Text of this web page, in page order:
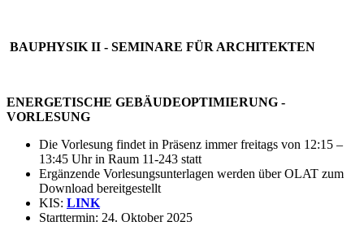
BAUPHYSIK II - SEMINARE FÜR ARCHITEKTEN
ENERGETISCHE GEBÄUDEOPTIMIERUNG -
VORLESUNG
Die Vorlesung findet in Präsenz immer freitags von 12:15 –
13:45 Uhr in Raum 11-243 statt
Ergänzende Vorlesungsunterlagen werden über OLAT zum
Download bereitgestellt
KIS: LINK
Starttermin: 24. Oktober 2025